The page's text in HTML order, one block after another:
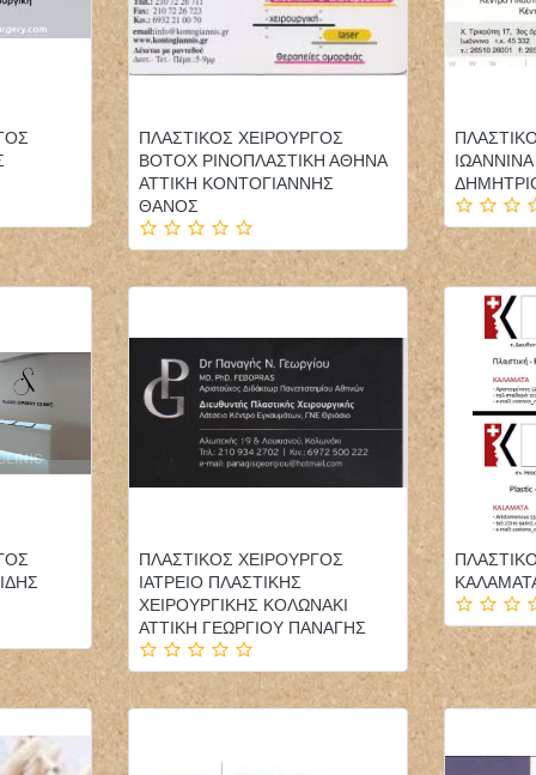
ΚΛΩΝΑΡΗΣ ΜΙΛΤΙΑΔΗΣ
ΟΔΟΝΤΙΑΤΡΟΣ
ΧΕΙΡΟΥΡΓΟΣ ΚΑΛΑΜΑΡΙΑ
ΘΕΣΣΑΛΟΝΙΚΗ
ΠΑΝΑΓΟΠΟΥΛΟΥ ΜΑΡΙΑ
ΠΛΑΣΤΙΚΟΣ ΧΕΙΡΟΥΡΓΟΣ
BOTOX ΡΙΝΟΠΛΑΣΤΙΚΗ ΑΘΗΝΑ
ΑΤΤΙΚΗ ΚΟΝΤΟΓΙΑΝΝΗΣ
ΘΑΝΟΣ
ΠΛΑΣΤΙΚΟΣ ΧΕΙΡΟΥΡΓΟΣ
ΙΑΤΡΕΙΟ ΠΛΑΣΤΙΚΗΣ
ΧΕΙΡΟΥΡΓΙΚΗΣ ΚΟΛΩΝΑΚΙ
ΑΤΤΙΚΗ ΓΕΩΡΓΙΟΥ ΠΑΝΑΓΗΣ
ΚΤΗΝΙΑΤΡΟΣ
ΚΤΗΝΙΑΤΡΙΚΟ ΚΕΝΤΡΟ
ΠΕΥΚΗ ΑΤΤΙΚΗ
ΑΝΤΩΝΟΠΟΥΛΟΣ
ΘΕΟΔΩΡΟΣ
ΦΑΡΜΑΚΕΙΟ ΑΙΓΙΟ ΑΧΑΪΑ
ΑΛΕΞΟΠΟΥΛΟΣ ΙΩΑΝΝΗΣ
ΒΑΣΙΛΕΙΟΣ
ΦΥΣΙΚΟΘΕΡΑΠΕΥΤΗΣ
ΦΥΣΙΚΟΘΕΡΑΠΕΙΑ
PHYSIOACTIVE
ΠΟΛΥΓΥΡΟΣ ΧΑΛΚΙΔΙΚΗ
ΤΣΙΑΡΑΣ ΚΩΝΣΤΑΝΤΙΝΟΣ
ΠΑΙΔΙΑΤΡΟΣ ΕΠΙΣΚΕΨΕΙΣ
ΚΑΤ'ΟΙΚΟΝ ΤΗΝΟΣ
ΠΑΓΩΝΗΣ ΙΩΑΝΝΗΣ